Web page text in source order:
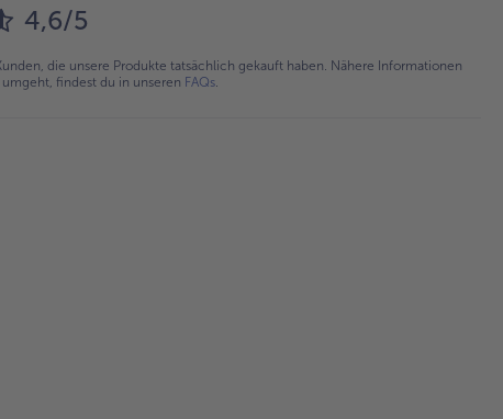
4,6/5
die unsere Produkte tatsächlich gekauft haben. Nähere Informationen
findest du in unseren FAQs